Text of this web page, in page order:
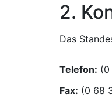
2.
Das
Telefon:
Fax: